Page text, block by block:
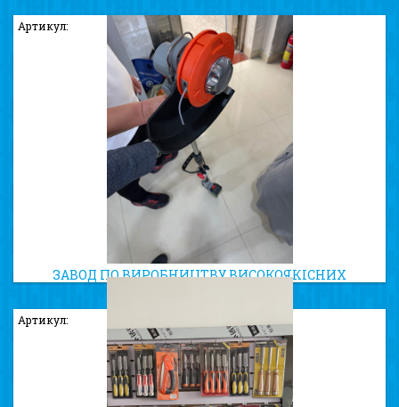
Артикул:
ЗАВОД ПО ВИРОБНИЦТВУ ВИСОКОЯКІСНИХ
Артикул: